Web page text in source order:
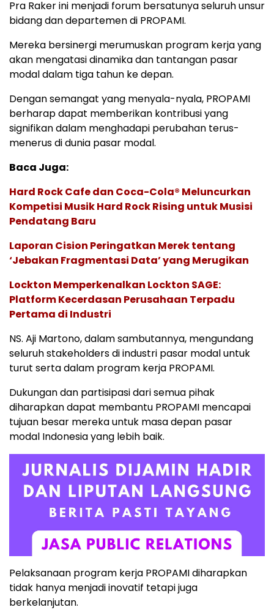
Pra Raker ini menjadi forum bersatunya seluruh unsur
bidang dan departemen di PROPAMI.
Mereka bersinergi merumuskan program kerja yang
akan mengatasi dinamika dan tantangan pasar
modal dalam tiga tahun ke depan.
Dengan semangat yang menyala-nyala, PROPAMI
berharap dapat memberikan kontribusi yang
signifikan dalam menghadapi perubahan terus-
menerus di dunia pasar modal.
Baca Juga:
Hard Rock Cafe dan Coca-Cola® Meluncurkan
Kompetisi Musik Hard Rock Rising untuk Musisi
Pendatang Baru
Laporan Cision Peringatkan Merek tentang
‘Jebakan Fragmentasi Data’ yang Merugikan
Lockton Memperkenalkan Lockton SAGE:
Platform Kecerdasan Perusahaan Terpadu
Pertama di Industri
NS. Aji Martono, dalam sambutannya, mengundang
seluruh stakeholders di industri pasar modal untuk
turut serta dalam program kerja PROPAMI.
Dukungan dan partisipasi dari semua pihak
diharapkan dapat membantu PROPAMI mencapai
tujuan besar mereka untuk masa depan pasar
modal Indonesia yang lebih baik.
Pelaksanaan program kerja PROPAMI diharapkan
tidak hanya menjadi inovatif tetapi juga
berkelanjutan.